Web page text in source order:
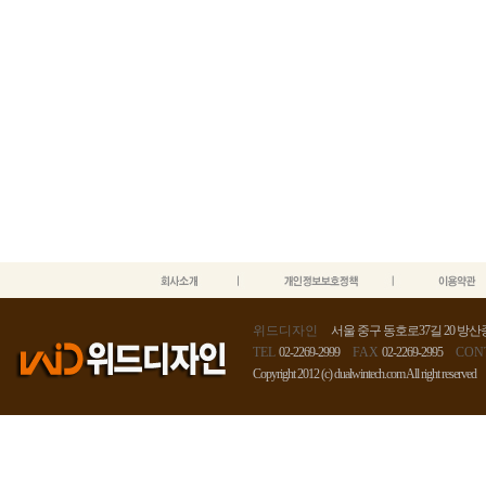
위드디자인
서울 중구 동호로37길 20 방산
TEL 02-2269-2999 FAX 02-2269-2995
Copyright 2012 (c) dualwintech.com All right reserved